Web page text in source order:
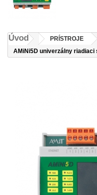
Úvod PRÍSTROJE
AMiNi5D univerzálny riadiaci